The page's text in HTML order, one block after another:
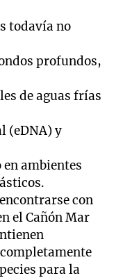
todavía no
profundos,
de aguas frías
(eDNA) y
ambientes
con
el Cañón Mar
para la